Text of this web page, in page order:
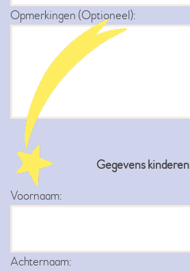
Opmerkingen (Optioneel):
Gegevens kinderen
Voornaam:
Achternaam: